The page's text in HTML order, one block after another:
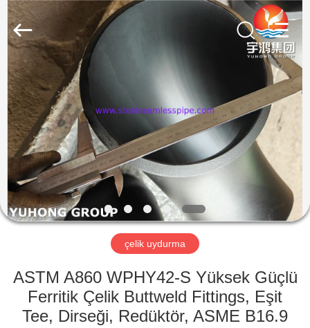
EV
ÜRÜN:%
S
HAKKIMIZDA
FABRIKA
KALITE
KONTROL
2026
Yuhong
Group
Co.,Ltd.
Rights
çelik uydurma
ASTM A860 WPHY42-S Yüksek Güçlü
Ferritik Çelik Buttweld Fittings, Eşit
Tee, Dirseği, Redüktör, ASME B16.9